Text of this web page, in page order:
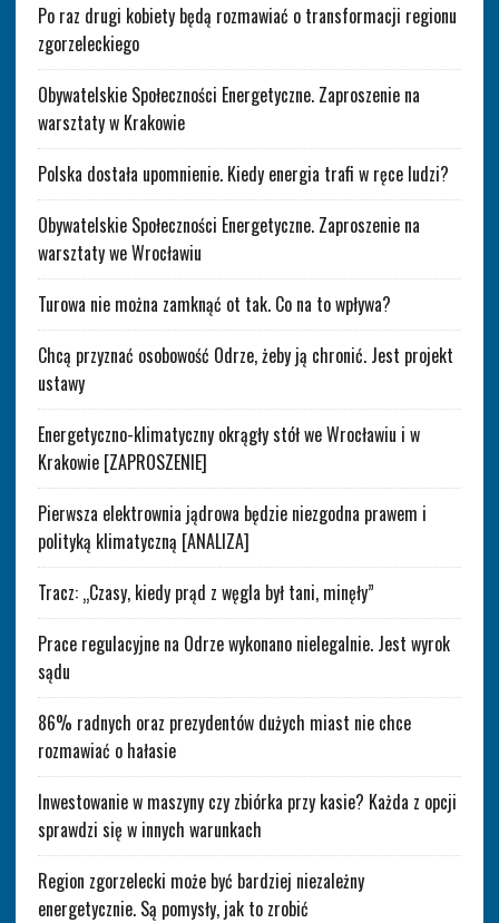
Po raz drugi kobiety będą rozmawiać o transformacji regionu
zgorzeleckiego
Obywatelskie Społeczności Energetyczne. Zaproszenie na
warsztaty w Krakowie
Polska dostała upomnienie. Kiedy energia trafi w ręce ludzi?
Obywatelskie Społeczności Energetyczne. Zaproszenie na
warsztaty we Wrocławiu
Turowa nie można zamknąć ot tak. Co na to wpływa?
Chcą przyznać osobowość Odrze, żeby ją chronić. Jest projekt
ustawy
Energetyczno-klimatyczny okrągły stół we Wrocławiu i w
Krakowie [ZAPROSZENIE]
Pierwsza elektrownia jądrowa będzie niezgodna prawem i
polityką klimatyczną [ANALIZA]
Tracz: „Czasy, kiedy prąd z węgla był tani, minęły”
Prace regulacyjne na Odrze wykonano nielegalnie. Jest wyrok
sądu
86% radnych oraz prezydentów dużych miast nie chce
rozmawiać o hałasie
Inwestowanie w maszyny czy zbiórka przy kasie? Każda z opcji
sprawdzi się w innych warunkach
Region zgorzelecki może być bardziej niezależny
energetycznie. Są pomysły, jak to zrobić